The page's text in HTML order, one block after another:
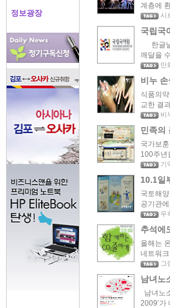
정보광장
계층에
시
국립국
한글날
깨달을
만
비누
식품의
교한 결
비
민족의
국가보
100주년
기
10.1일
국토해
공기관
우
추석에
올해는
네트워
그
남녀노
남녀노
2009’가